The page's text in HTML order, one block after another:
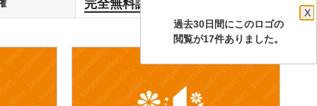
過去30日間にこのロゴの
X
閲覧が17件ありました。